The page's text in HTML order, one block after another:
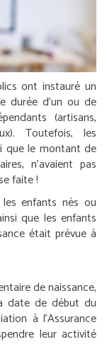
ont instauré un
durée d’un ou de
(artisans,
Toutefois, les
que le montant de
n’avaient pas
faite !
enfants nés ou
que les enfants
était prévue à
de naissance,
date de début du
à l’Assurance
leur activité